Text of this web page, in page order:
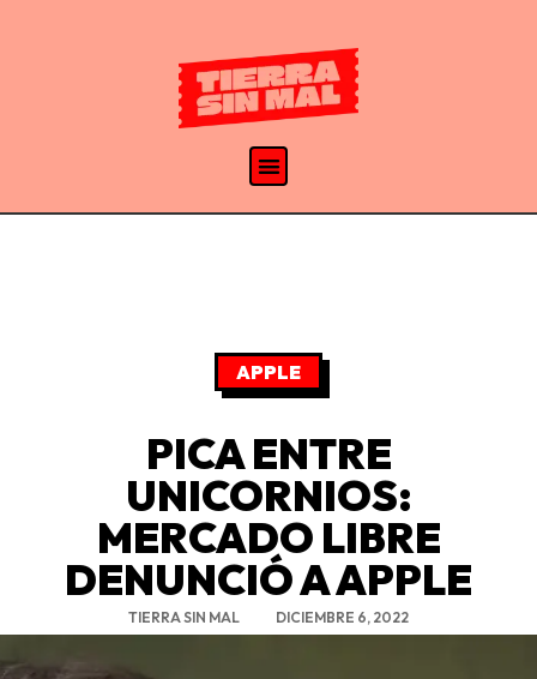
APPLE
PICA ENTRE
UNICORNIOS:
MERCADO LIBRE
DENUNCIÓ A APPLE
TIERRA SIN MAL DICIEMBRE 6, 2022